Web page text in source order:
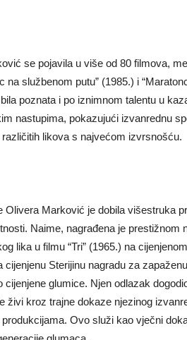
se pojavila u više od 80 filmova,
na službenom putu” (1985.) i
poznata i po iznimnom talentu u
nastupima, pokazujući izvanrednu
likova s ​​najvećom izvrsnošću.
Olivera Marković je dobila višestruka
Naime, nagrađena je prestižnom
lika u filmu “Tri” (1965.) na
cijenjenu Sterijinu nagradu za
cijenjene glumice. Njen odlazak
živi kroz trajne dokaze njezinog
Ovo služi kao vječni